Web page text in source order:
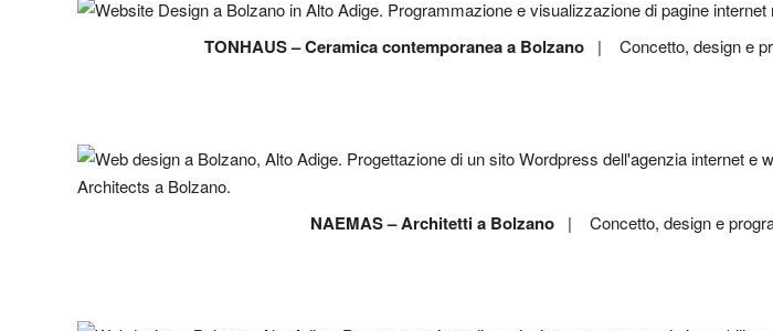
TONHAUS – Ceramica contemporanea a Bolzano| Concetto, design e
NAEMAS – Architetti a Bolzano | Concetto, design e